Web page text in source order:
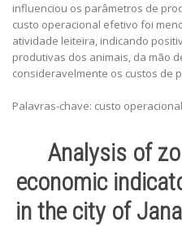
influenciou os parâmetros de
custo operacional efetivo foi
atividade leiteira, indicando
produtivas dos animais, da mão
consideravelmente os custos de
Palavras-chave: custo
Analysis of
economic
in the city of